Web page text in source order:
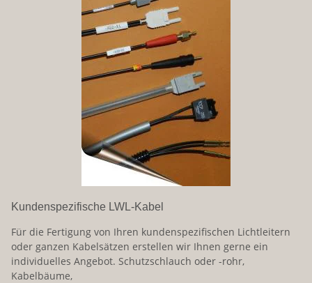
Kundenspezifische LWL-Kabel
Für die Fertigung von Ihren kundenspezifischen Lichtleitern
oder ganzen Kabelsätzen erstellen wir Ihnen gerne ein
individuelles Angebot. Schutzschlauch oder -rohr,
Kabelbäume,